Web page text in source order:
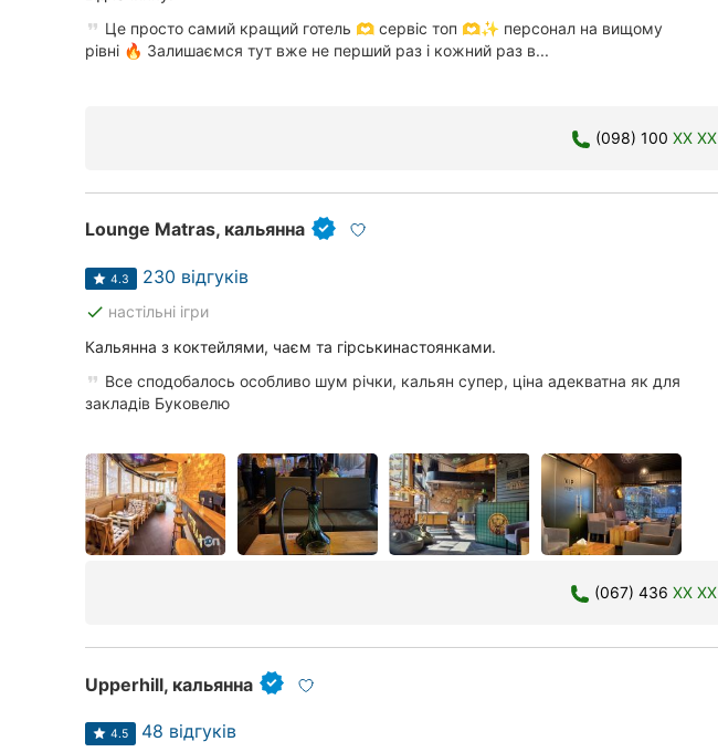
Всі рубрики
Тернопіль
Хмельницький
Одеса
Кропивницький
Запоріжжя
Дніпро
Це просто самий кращий готель 🫶 сервіс топ 🫶✨ персонал на вищому
рівні 🔥 Залишаємся тут вже не перший раз і кожний раз в...
(098) 100 XX XX
Lounge Matras, кальянна
4.3 230 відгуків
done настільні ігри
Кальянна з коктейлями, чаєм та гірськинастоянками.
Все сподобалось особливо шум річки, кальян супер, ціна адекватна як для
закладів Буковелю
(067) 436 XX XX
Upperhill, кальянна
4.5 48 відгуків